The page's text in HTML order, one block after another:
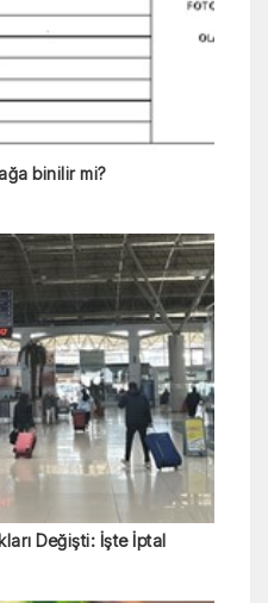
binilir mi?
Değişti: İşte İptal